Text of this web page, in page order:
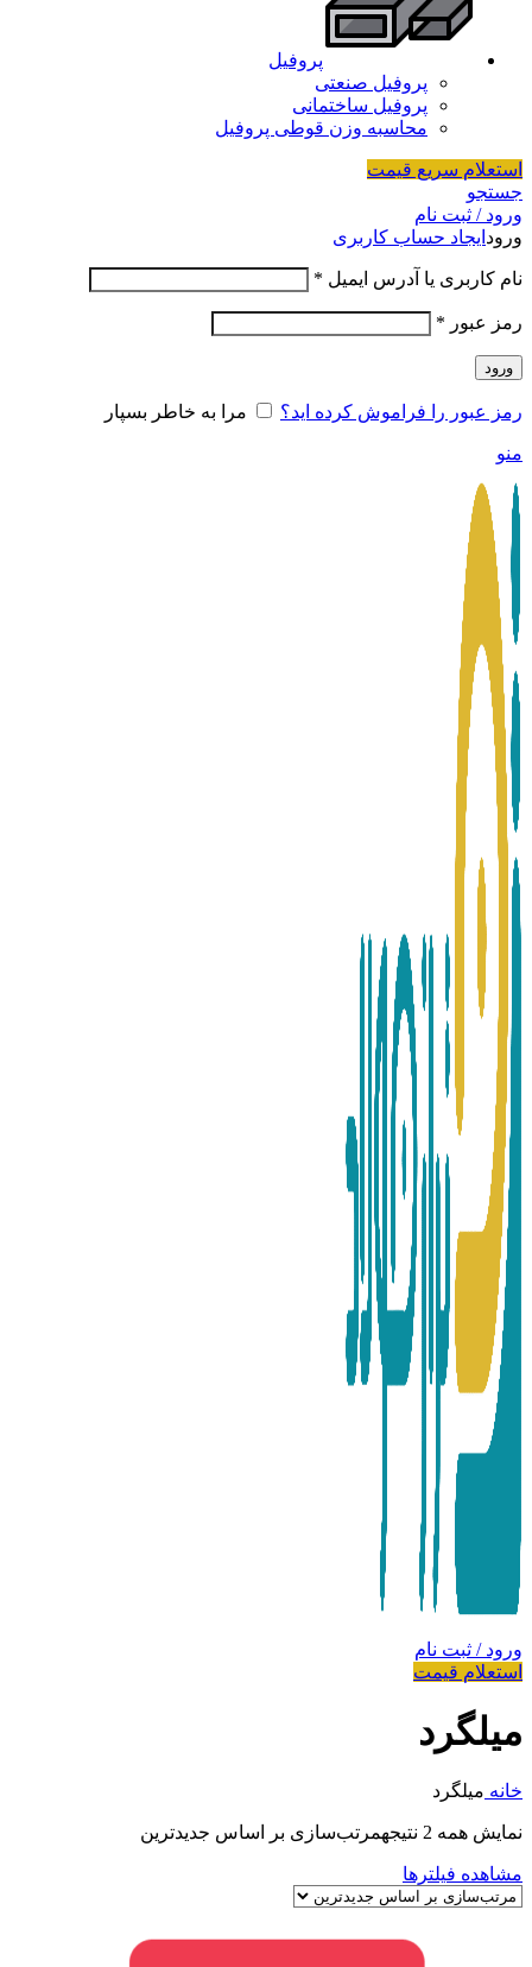
پروفیل
پروفیل صنعتی
پروفیل ساختمانی
محاسبه وزن قوطی پروفیل
استعلام سریع قیمت
جستجو
ورود / ثبت نام
ورود ایجاد حساب کاربری
نام کاربری یا آدرس ایمیل *
رمز عبور *
ورود
رمز عبور را فراموش کرده اید؟ مرا به خاطر بسپار
منو
ورود / ثبت نام
استعلام قیمت
میلگرد
خانه میلگرد
نمایش همه 2 نتیجه مرتب‌سازی بر اساس جدیدترین
مشاهده فیلترها